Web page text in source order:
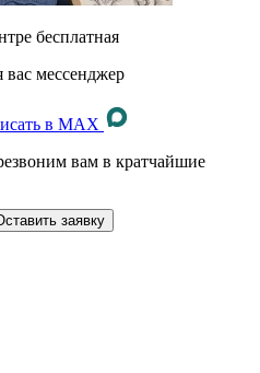
бесплатная
мессенджер
в MAX
вам в кратчайшие
заявку